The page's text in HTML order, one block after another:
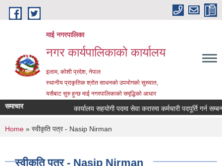
Skip to main content
माई नगरपालिका
नगर कार्यपालिकाको कार्यालय
इलाम, कोशी प्रदेश, नेपाल
स्थानीय प्राकृतिक श्रोत साधनको उपभोगको सुरुवात,
यसैबाट सुरु हुन्छ माई नगरपालिकाको समृद्धिको आधार
समाचार कार्यालय सहयोगी पदमा सेवा करारमा कर्मचारी पदपूर्ति गर्न
You are here
Home » स्वीकृति पत्र - Nasip Nirman
स्वीकृति पत्र - Nasip Nirman